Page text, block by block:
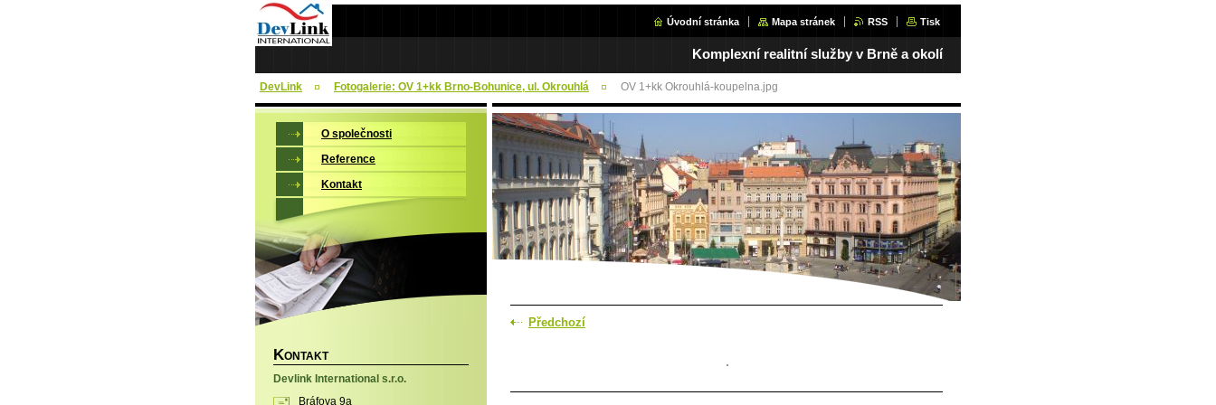
Úvodní stránka Mapa stránek RSS Tisk
Komplexní realitní služby v Brně a okolí
DevLink Fotogalerie: OV 1+kk Brno-Bohunice, ul. Okrouhlá OV 1+kk Okrouhlá-koupelna.jpg
Předchozí
O společnosti
Reference
Kontakt
KONTAKT
Devlink International s.r.o.
Bráfova 9a